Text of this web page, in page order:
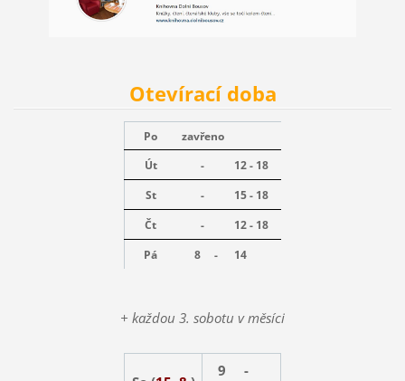
Otevírací doba
Po
zavřeno
Út
-
12 - 18
St
-
15 - 18
Čt
-
12 - 18
Pá
8 - 14
+ každou 3. sobotu v měsíci
9 -